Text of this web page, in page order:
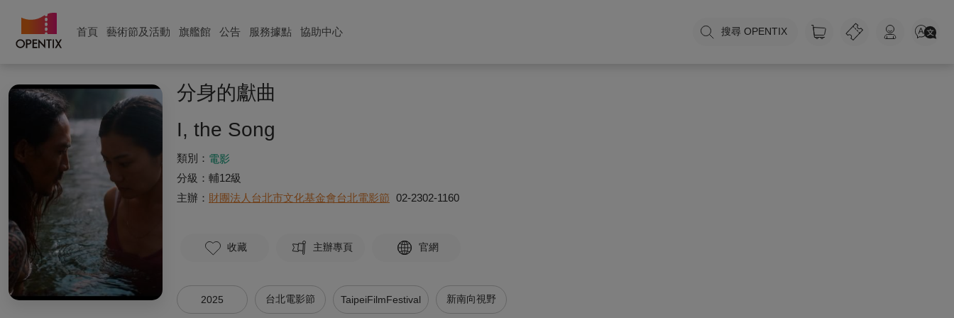
首頁 藝術節及活動 旗艦館 公告 服務據點 協助中心 搜尋 OPENTIX
分身的獻曲
I, the Song
類別： 電影
分級： 輔12級
主辦： 財團法人台北市文化基金會台北電影節 02-2302-1160
收藏 主辦專頁 官網
2025 台北電影節 TaipeiFilmFestival 新南向視野